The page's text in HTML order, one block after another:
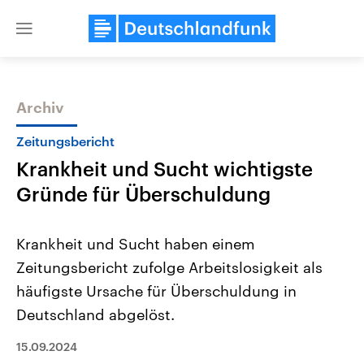
Close
Themen
Landtagswahl Sachsen-Anhalt
2026
Alle Informationen
Sachsen-Anhalt wählt am 6.
Landtag. Seit 2021 wird das
USA
Aktuelle Beiträge,
Archiv
Zeitungsbericht
Krankheit und Sucht wichtigste
Gründe für Überschuldung
Krankheit und Sucht haben einem
Zeitungsbericht zufolge Arbeitslosigkeit als
häufigste Ursache für Überschuldung in
Deutschland abgelöst.
15.09.2024